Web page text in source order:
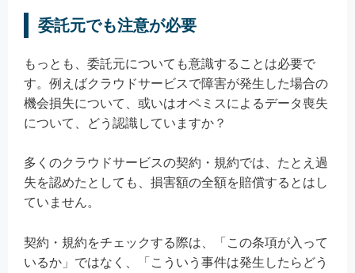
委託元でも注意が必要
もっとも、委託元についても意識することは必要で
す。例えばクラウドサービスで障害が発生した場合の
機会損失について、或いはオペミスによるデータ喪失
について、どう認識していますか？
多くのクラウドサービスの契約・規約では、たとえ過
失を認めたとしても、損害額の全額を賠償するとはし
ていません。
契約・規約をチェックする際は、「この条項が入って
いるか」ではなく、「こういう事件は発生したらどう